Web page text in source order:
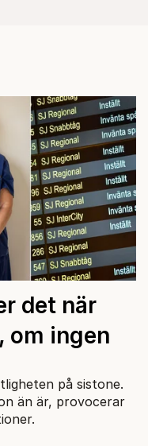
det när
om ingen
på sistone.
än är, provocerar